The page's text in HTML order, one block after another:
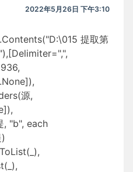
2022年5月26日 下午3:10
提取第
源,
, "b", each